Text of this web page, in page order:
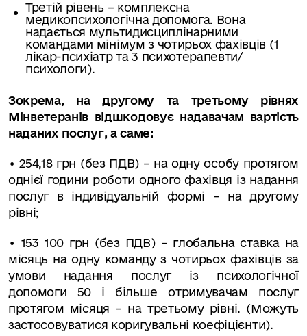
Третій рівень – комплексна
медикопсихологічна допомога. Вона
надається мультидисциплінарними
командами мінімум з чотирьох фахівців (1
лікар-психіатр та 3 психотерапевти/
психологи).
Зокрема, на другому та третьому рівнях
Мінветеранів відшкодовує надавачам вартість
наданих послуг, а саме:
• 254,18 грн (без ПДВ) – на одну особу протягом
однієї години роботи одного фахівця із надання
послуг в індивідуальній формі – на другому
рівні;
• 153 100 грн (без ПДВ) – глобальна ставка на
місяць на одну команду з чотирьох фахівців за
умови надання послуг із психологічної
допомоги 50 і більше отримувачам послуг
протягом місяця – на третьому рівні. (Можуть
застосовуватися коригувальні коефіцієнти).